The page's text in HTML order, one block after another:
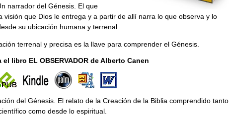
narrador del Génesis. El que
visión que Dios le entrega y a partir de allí narra lo que observa y lo
su ubicación humana y terrenal.
terrenal y precisa es la llave para comprender el Génesis.
el libro EL OBSERVADOR de Alberto Canen
del Génesis. El relato de la Creación de la Biblia comprendido tanto
como desde lo espiritual.